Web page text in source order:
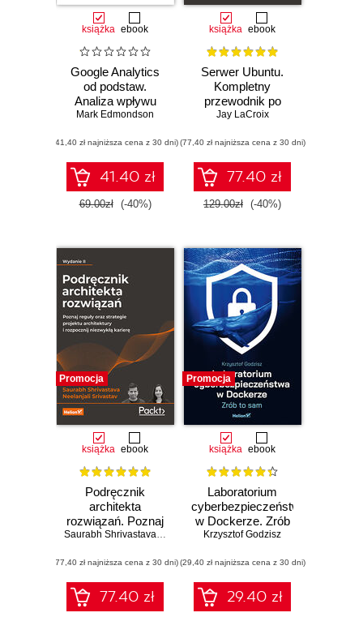
książka ebook
Google Analytics
od podstaw.
Analiza wpływu
biznesowego i
trendów
Mark Edmondson
(41,40 zł najniższa cena z 30 dni)
41.40 zł
69.00zł (-40%)
książka ebook
Serwer Ubuntu.
Kompletny
przewodnik po
Ubuntu Server
Jay LaCroix
(77,40 zł najniższa cena z 30 dni)
77.40 zł
129.00zł (-40%)
Promocja
książka ebook
Podręcznik
architekta
rozwiązań. Poznaj
reguły oraz
architektury i
rozpocznij
niezwykłą karierę.
Wydanie II
Saurabh Shrivastava
,Neelanjali Srivastav
(77,40 zł najniższa cena z 30 dni)
77.40 zł
Promocja
książka ebook
Laboratorium
cyberbezpieczeństwa
w Dockerze. Zrób
to sam
Krzysztof Godzisz
(29,40 zł najniższa cena z 30 dni)
29.40 zł